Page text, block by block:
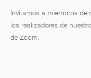
Invitamos a miembros de
los realizadores de
de Zoom.